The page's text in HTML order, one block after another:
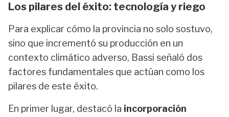
Los pilares del éxito: tecnología y riego
Para explicar cómo la provincia no solo sostuvo,
sino que incrementó su producción en un
contexto climático adverso, Bassi señaló dos
factores fundamentales que actúan como los
pilares de este éxito.
En primer lugar, destacó la incorporación